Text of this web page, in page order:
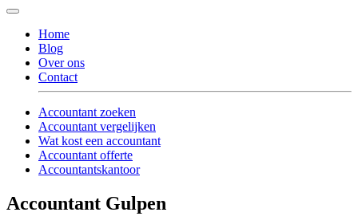
Home
Blog
Over ons
Contact
Accountant zoeken
Accountant vergelijken
Wat kost een accountant
Accountant offerte
Accountantskantoor
Accountant Gulpen